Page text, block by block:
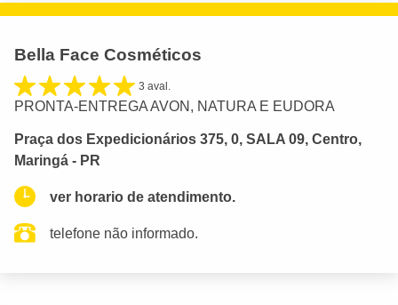
Bella Face Cosméticos
3 aval.
PRONTA-ENTREGA AVON, NATURA E EUDORA
Praça dos Expedicionários 375, 0, SALA 09, Centro,
Maringá - PR
ver horario de atendimento.
telefone não informado.